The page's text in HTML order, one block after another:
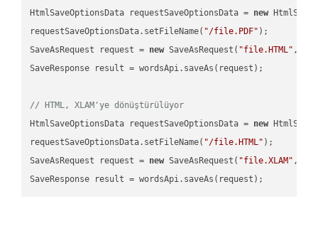
HtmlSaveOptionsData requestSaveOptionsData = new
requestSaveOptionsData.setFileName( "/file.PDF" );
SaveAsRequest request = new SaveAsRequest( "file.HTML"
SaveResponse result = wordsApi.saveAs(request);
// HTML, XLAM'ye dönüştürülüyor
HtmlSaveOptionsData requestSaveOptionsData = new
requestSaveOptionsData.setFileName( "/file.HTML" );
SaveAsRequest request = new SaveAsRequest( "file.XLAM"